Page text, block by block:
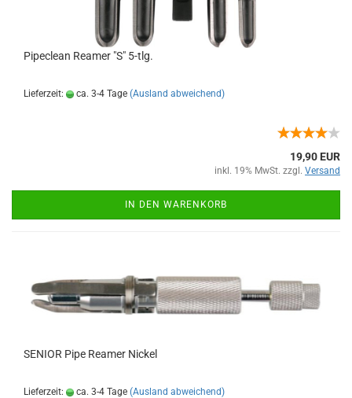
Pipeclean Reamer "S" 5-tlg.
Lieferzeit: ca. 3-4 Tage (Ausland abweichend)
19,90 EUR
inkl. 19% MwSt. zzgl. Versand
IN DEN WARENKORB
SENIOR Pipe Reamer Nickel
Lieferzeit: ca. 3-4 Tage (Ausland abweichend)